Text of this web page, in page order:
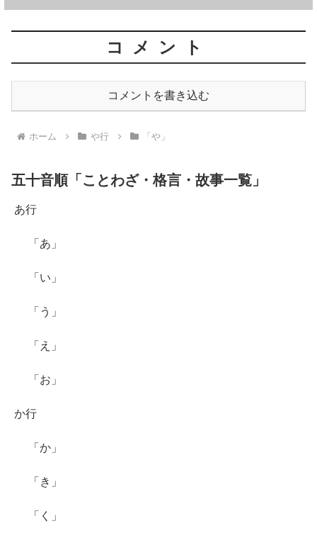
コメント
コメントを書き込む
ホーム や行 「や」
五十音順「ことわざ・格言・故事一覧」
あ行
「あ」
「い」
「う」
「え」
「お」
か行
「か」
「き」
「く」